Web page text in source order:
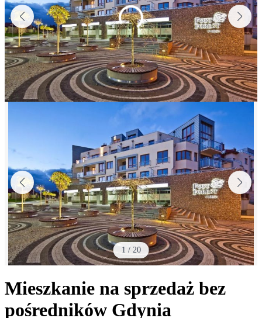
1 / 20
Mieszkanie na sprzedaż bez
pośredników Gdynia